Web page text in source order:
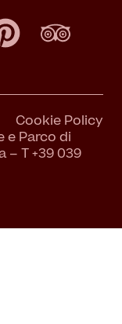
Cookie Policy
e Parco di
– T +39 039